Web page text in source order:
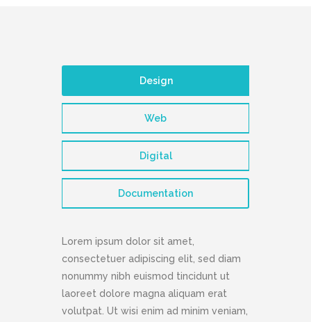
Design
Web
Digital
Documentation
Lorem ipsum dolor sit amet,
consectetuer adipiscing elit, sed diam
nonummy nibh euismod tincidunt ut
laoreet dolore magna aliquam erat
volutpat. Ut wisi enim ad minim veniam,